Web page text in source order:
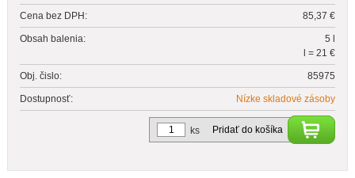
Cena bez DPH: 85,37 €
Obsah balenia:
5 l
l = 21 €
Obj. čislo: 85975
Dostupnosť: Nízke skladové zásoby
Pridať do košíka
ks